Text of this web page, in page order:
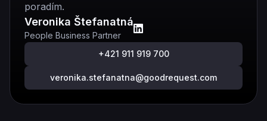
poradím.
Veronika Štefanatná
People Business Partner
+421 911 919 700
veronika.stefanatna@goodrequest.com